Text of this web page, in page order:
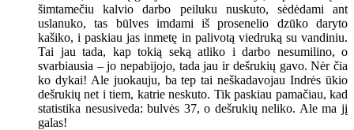
šimtamečiu kalvio darbo peiluku nuskuto, sėdėdami ant
uslanuko, tas būlves imdami iš prosenelio dzūko daryto
kašiko, i paskiau jas inmetę in palivotą viedruką su vandiniu.
Tai jau tada, kap tokią seką atliko i darbo nesumilino, o
svarbiausia – jo nepabijojo, tada jau ir dešrukių gavo. Nėr čia
ko dykai! Ale juokauju, ba tep tai neškadavojau Indrės ūkio
dešrukių net i tiem, katrie neskuto. Tik paskiau pamačiau, kad
statistika nesusiveda: bulvės 37, o dešrukių neliko. Ale ma jį
galas!